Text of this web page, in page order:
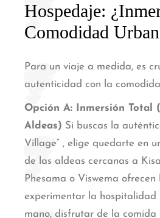
Hospedaje:
Comodidad
Para un viaje a medida, es
autenticidad con la
Opción A: Inmersión Total
Aldeas) Si buscas la
Village”, elige quedarte en
de las aldeas cercanas a
Phesama o Viswema
experimentar la
mano, disfrutar de la comida